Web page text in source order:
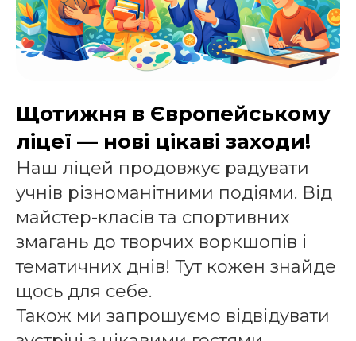
Щотижня в Європейському
ліцеї — нові цікаві заходи!
Наш ліцей продовжує радувати
учнів різноманітними подіями. Від
майстер-класів та спортивних
змагань до творчих воркшопів і
тематичних днів! Тут кожен знайде
щось для себе.
Також ми запрошуємо відвідувати